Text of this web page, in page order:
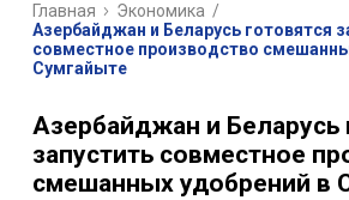
Главная Экономика /
Азербайджан и Беларусь готовятся
совместное производство
Сумгайыте
Азербайджан и Беларусь
запустить совместное
смешанных удобрений в